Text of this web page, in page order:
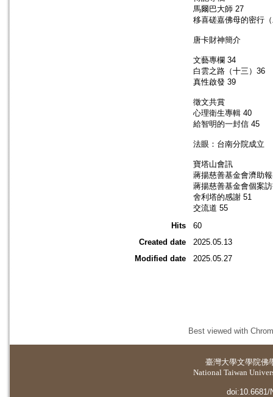
馬爾巴大師 27
移喜磋嘉佛母的密行
唐卡財神簡介
文藝專欄 34
白雲之路（十三）36
真性啟發 39
徵文共賞
心理衛生專輯 40
給智明的一封信 45
法眼：台南分院成立
寶塔山會訊
蔣揚慈善基金會濟助
蔣揚慈善基金會個案
舍利塔的感謝 51
交流道 55
Hits
60
Created date
2025.05.13
Modified date
2025.05.27
Best viewed with
臺灣大學文學院佛
National Taiwan
doi:10.6681/